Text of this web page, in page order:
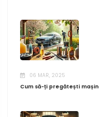
06 MAR, 2025
Cum să-ți pregătești